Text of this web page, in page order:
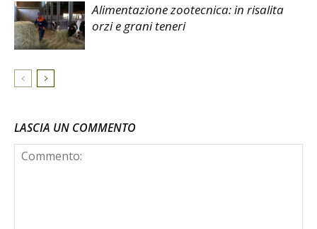
Alimentazione zootecnica: in risalita
orzi e grani teneri
LASCIA UN COMMENTO